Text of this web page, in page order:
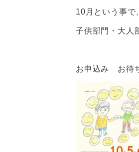
10月という事で
子供部門・大人
お申込み お待